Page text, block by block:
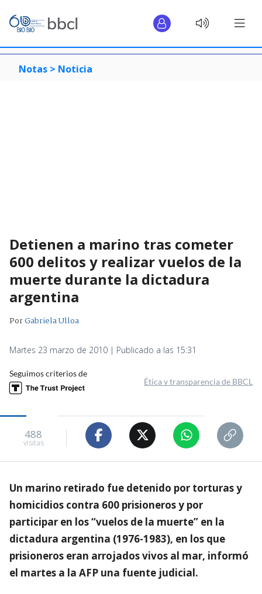
Notas > Noticia
Detienen a marino tras cometer
600 delitos y realizar vuelos de la
muerte durante la dictadura
argentina
PorGabriela Ulloa
Martes 23 marzo de 2010 | Publicado a las 15:31
Seguimos criterios de
Ética y transparencia de BBCL
488
visitas
Un marino retirado fue detenido por torturas y
homicidios contra 600 prisioneros y por
participar en los “vuelos de la muerte” en la
dictadura argentina (1976-1983), en los que
prisioneros eran arrojados vivos al mar, informó
el martes a la AFP una fuente judicial.